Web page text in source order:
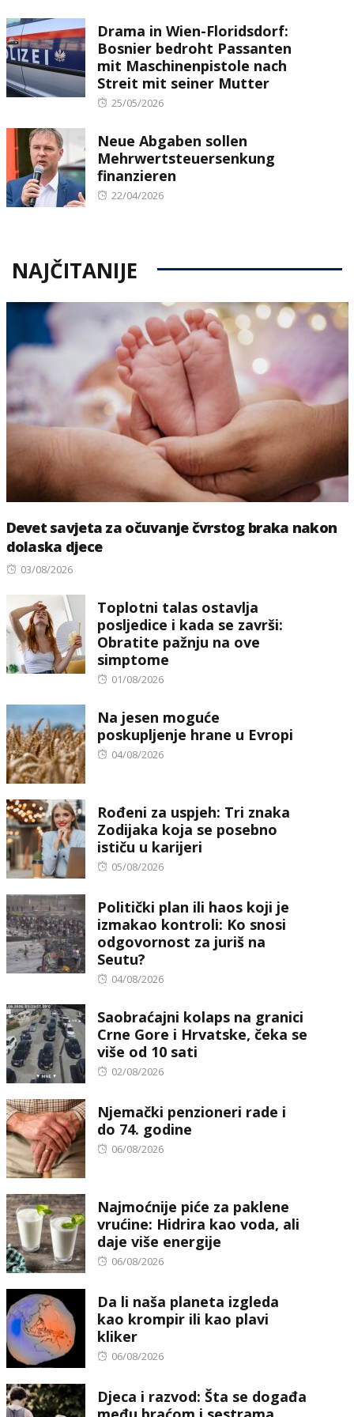
Drama in Wien-Floridsdorf:
Bosnier bedroht Passanten
mit Maschinenpistole nach
Streit mit seiner Mutter
Posted
25/05/2026
Neue Abgaben sollen
Mehrwertsteuersenkung
finanzieren
Posted
22/04/2026
NAJČITANIJE
Devet savjeta za očuvanje čvrstog braka nakon
dolaska djece
Posted
03/08/2026
Toplotni talas ostavlja
posljedice i kada se završi:
Obratite pažnju na ove
simptome
Posted
01/08/2026
Na jesen moguće
poskupljenje hrane u Evropi
Posted
04/08/2026
Rođeni za uspjeh: Tri znaka
Zodijaka koja se posebno
ističu u karijeri
Posted
05/08/2026
Politički plan ili haos koji je
izmakao kontroli: Ko snosi
odgovornost za juriš na
Seutu?
Posted
04/08/2026
Saobraćajni kolaps na granici
Crne Gore i Hrvatske, čeka se
više od 10 sati
Posted
02/08/2026
Njemački penzioneri rade i
do 74. godine
Posted
06/08/2026
Najmoćnije piće za paklene
vrućine: Hidrira kao voda, ali
daje više energije
Posted
06/08/2026
Da li naša planeta izgleda
kao krompir ili kao plavi
kliker
Posted
06/08/2026
Djeca i razvod: Šta se događa